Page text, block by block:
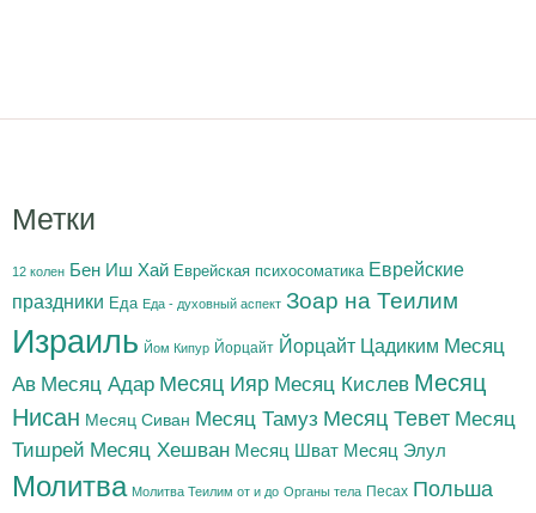
Метки
12 колен Бен Иш Хай Еврейская психосоматика Еврейские
праздники Еда Еда - духовный аспект Зоар на Теилим
Израиль Йом Кипур Йорцайт Йорцайт Цадиким Месяц
Ав Месяц Адар Месяц Ияр Месяц Кислев Месяц
Нисан Месяц Сиван Месяц Тамуз Месяц Тевет Месяц
Тишрей Месяц Хешван Месяц Шват Месяц Элул
Молитва Молитва Теилим от и до Органы тела Песах Польша